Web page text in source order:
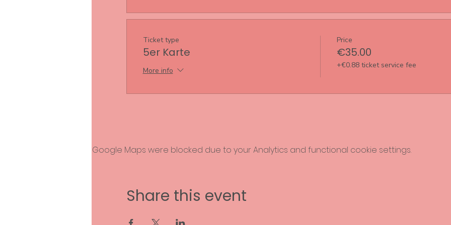
Ticket type
5er Karte
More info
Price
€35.00
+€0.88 ticket service fee
Google Maps were blocked due to your Analytics and functional cookie settings.
Share this event